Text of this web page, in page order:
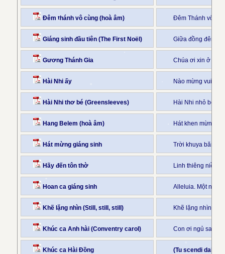
Đêm thánh vô cùng (hoà âm) Đêm Thánh vô
Giáng sinh đầu tiên (The First Noël) Giữa đồng đêm
Gương Thánh Gia Chúa ơi xin ở bên
Hài Nhi ấy Nào mừng vui
Hài Nhi thơ bé (Greensleeves) Hài Nhi nhỏ bé
Hang Belem (hoà âm) Hát khen mừng
Hát mừng giáng sinh Trời khuya băng
Hãy đến tôn thờ Linh thiêng niềm
Hoan ca giáng sinh Alleluia. Một
Khẽ lặng nhìn (Still, still, still) Khẽ lặng nhìn bé
Khúc ca Anh hài (Conventry carol) Con ơi ngủ say
Khúc ca Hài Đồng (Tu scendi dalle